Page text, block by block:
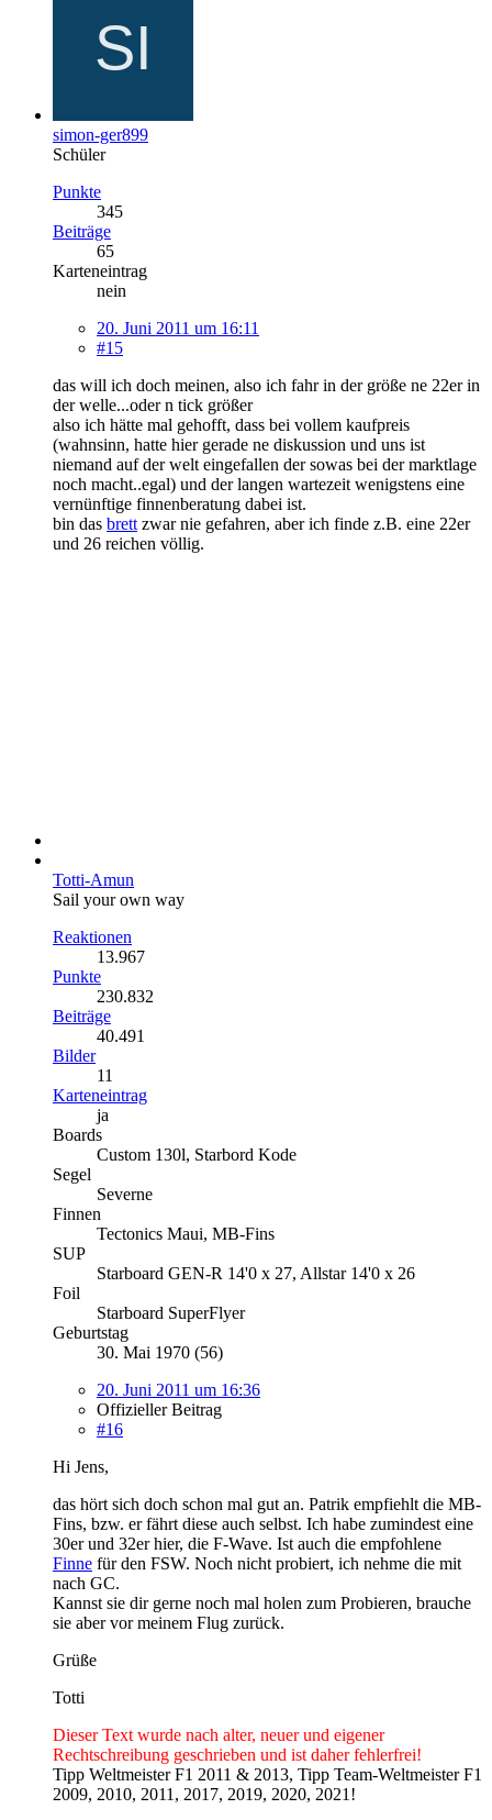
simon-ger899
Schüler
Punkte
345
Beiträge
65
Karteneintrag
nein
20. Juni 2011 um 16:11
#15
das will ich doch meinen, also ich fahr in der größe ne 22er in
der welle...oder n tick größer
also ich hätte mal gehofft, dass bei vollem kaufpreis
(wahnsinn, hatte hier gerade ne diskussion und uns ist
niemand auf der welt eingefallen der sowas bei der marktlage
noch macht..egal) und der langen wartezeit wenigstens eine
vernünftige finnenberatung dabei ist.
bin das brett zwar nie gefahren, aber ich finde z.B. eine 22er
und 26 reichen völlig.
Totti-Amun
Sail your own way
Reaktionen
13.967
Punkte
230.832
Beiträge
40.491
Bilder
11
Karteneintrag
ja
Boards
Custom 130l, Starbord Kode
Segel
Severne
Finnen
Tectonics Maui, MB-Fins
SUP
Starboard GEN-R 14'0 x 27, Allstar 14'0 x 26
Foil
Starboard SuperFlyer
Geburtstag
30. Mai 1970 (56)
20. Juni 2011 um 16:36
Offizieller Beitrag
#16
Hi Jens,
das hört sich doch schon mal gut an. Patrik empfiehlt die MB-
Fins, bzw. er fährt diese auch selbst. Ich habe zumindest eine
30er und 32er hier, die F-Wave. Ist auch die empfohlene
Finne für den FSW. Noch nicht probiert, ich nehme die mit
nach GC.
Kannst sie dir gerne noch mal holen zum Probieren, brauche
sie aber vor meinem Flug zurück.
Grüße
Totti
Dieser Text wurde nach alter, neuer und eigener
Rechtschreibung geschrieben und ist daher fehlerfrei!
Tipp Weltmeister F1 2011 & 2013, Tipp Team-Weltmeister F1
2009, 2010, 2011, 2017, 2019, 2020, 2021!